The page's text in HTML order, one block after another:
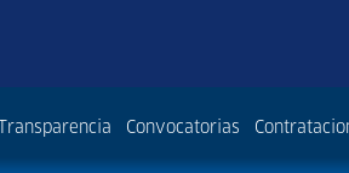
Transparencia Convocatorias